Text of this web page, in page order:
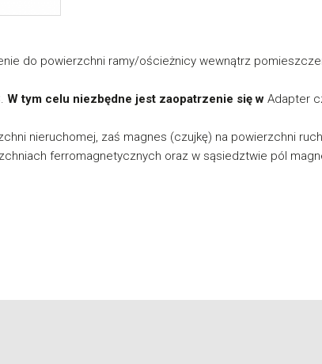
do powierzchni ramy/ościeżnicy wewnątrz
W tym celu niezbędne jest zaopatrzenie się w Adapter
nieruchomej, zaś magnes (czujkę) na powierzchni
ferromagnetycznych oraz w sąsiedztwie pól